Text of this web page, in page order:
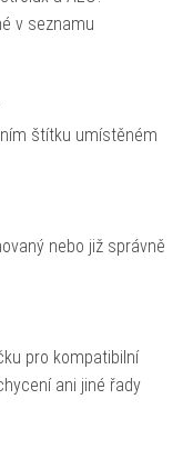
v seznamu
štítku umístěném
nebo již správně
pro kompatibilní
ani jiné řady